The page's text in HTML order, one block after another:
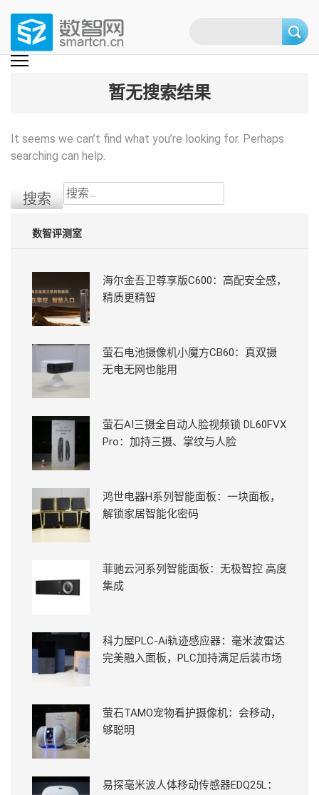
content
(Press
数智网
智能家居第一资讯门户 | 智能家居系统，智能家居产品，智能家居解决方
暂无搜索结果
It seems we can’t find what you’re looking for. Perhaps
searching can help.
搜
索：
数智评测室
海尔金吾卫尊享版C600：高配安全感，
精质更精智
萤石电池摄像机小魔方CB60：真双摄
无电无网也能用
萤石AI三摄全自动人脸视频锁 DL60FVX
Pro：加持三摄、掌纹与人脸
鸿世电器H系列智能面板：一块面板，
解锁家居智能化密码
菲驰云河系列智能面板：无极智控 高度
集成
科力屋PLC-Ai轨迹感应器：毫米波雷达
完美融入面板，PLC加持满足后装市场
萤石TAMO宠物看护摄像机：会移动，
够聪明
易探毫米波人体移动传感器EDQ25L：